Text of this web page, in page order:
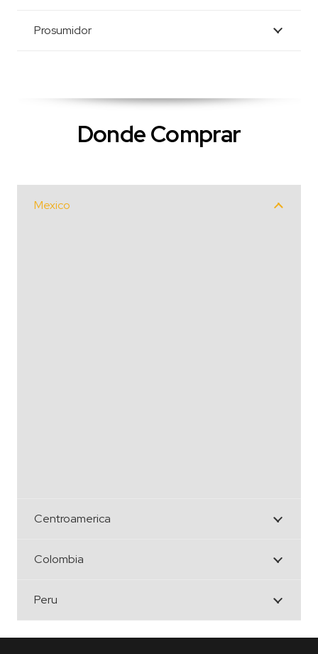
Prosumidor
Donde Comprar
Mexico
Centroamerica
Colombia
Peru